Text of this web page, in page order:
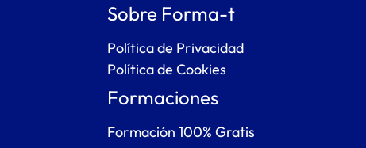
Sobre Forma-t
Política de Privacidad
Política de Cookies
Formaciones
Formación 100% Gratis